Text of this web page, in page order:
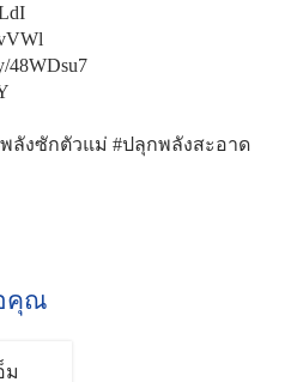
48WDsu7​​​
พลังซักตัวแม่​​​ #ปลุกพลังสะอาด
คุณ